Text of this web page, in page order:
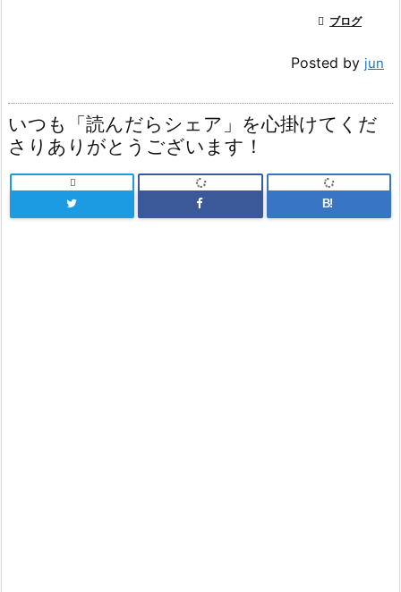
 ブログ
Posted by jun
いつも「読んだらシェア」を心掛けてくだ
さりありがとうございます！

B!